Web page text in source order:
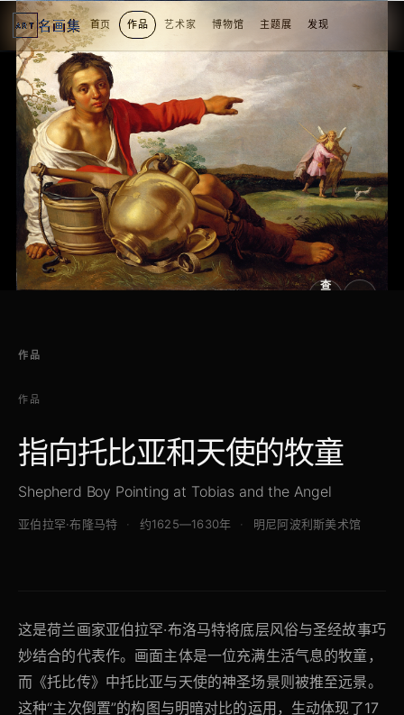
ART 名画集 首页 作品 艺术家 博物馆 主题展 发现
4
个
看
点
1
2
3
4
查
作品
作品
指向托比亚和天使的牧童
Shepherd Boy Pointing at Tobias and the Angel
亚伯拉罕·布隆马特 约1625—1630年 明尼阿波利斯美术馆
这是荷兰画家亚伯拉罕·布洛马特将底层风俗与圣经故事巧
妙结合的代表作。画面主体是一位充满生活气息的牧童，
而《托比传》中托比亚与天使的神圣场景则被推至远景。
这种“主次倒置”的构图与明暗对比的运用，生动体现了17